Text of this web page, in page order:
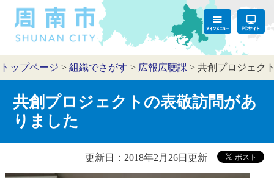
トップページ > 組織でさがす > 広報広聴課 > 共創プロジェク
共創プロジェクトの表敬訪問があ
りました
更新日：2018年2月26日更新